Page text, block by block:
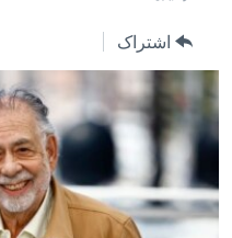
جهش
به
جستجو
ورزشی
گزیده‌ها
ویژه برنامه‌ها
ویدیوها
فرهنگ و زندگی
حقوق شهروندی
جام جهانی ۲۰۲۶
عملیات خشم حماسی
بایگانی برنامه‌های تلویزیونی
مستندها
انتخابات ریاست جمهوری آمریکا
فرکانس‌های صدای آمریکا
پخش رادیویی
یادگیری زبان انگلیسی
دنبال کنید
اشتراک